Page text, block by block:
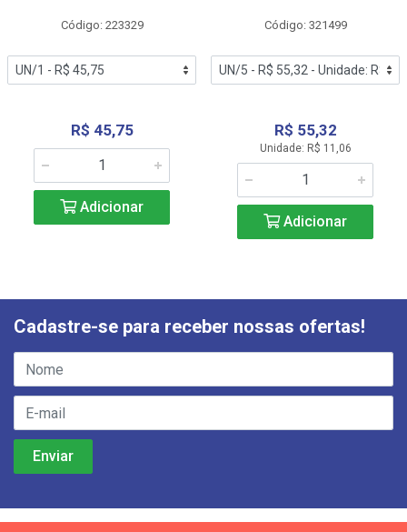
Código: 223329
R$ 45,75
Adicionar
Código: 321499
R$ 55,32
Unidade: R$ 11,06
Adicionar
Cadastre-se para receber nossas ofertas!